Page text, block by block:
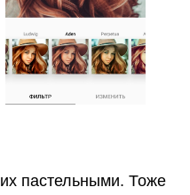
пастельными. Тоже